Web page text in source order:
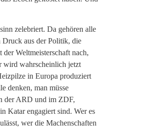
zelebriert. Da gehören alle
Druck aus der Politik, die
Weltmeisterschaft nach,
wird wahrscheinlich jetzt
in Europa produziert
denken, man müsse
der ARD und im ZDF,
Katar engagiert sind. Wer es
wer die Machenschaften